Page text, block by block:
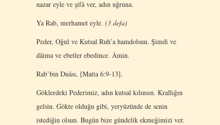
nazar eyle ve şifâ ver, adın uğruna.
Ya Rab, merhamet eyle. (3 defa)
Peder, Oğul ve Kutsal Ruh’a hamdolsun. Şimdi ve
dâima ve ebetler ebedince. Âmin.
Rab’bin Duâsı, [Matta 6:9-13].
Göklerdeki Pederimiz, adın kutsal kılınsın. Krallığın
gelsin. Gökte olduğu gibi, yeryüzünde de senin
istediğin olsun. Bugün bize gündelik ekmeğimizi ver.